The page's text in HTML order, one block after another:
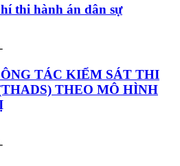
thi hành án dân sự
TÁC KIỂM SÁT THI
THEO MÔ HÌNH